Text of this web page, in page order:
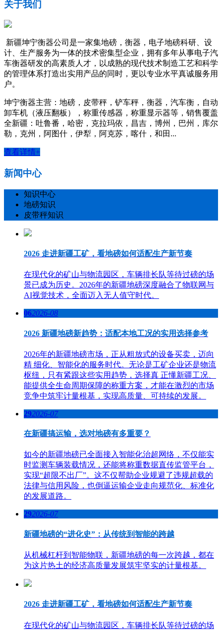
关于我们
新疆坤宁衡器公司是一家集地磅，衡器，电子地磅科研、设
计、生产服务为一体的技术密集型企业，拥有多年从事电子汽
车衡器研发的高素质人才，以成熟的现代技术制造工艺和科学
的管理体系打造出实用产品的同时，更以专业水平真诚服务用
户。
坤宁衡器主营：地磅，皮带秤，铲车秤，衡器，汽车衡，自动
卸车机（液压翻板），称重传感器，称重显示器等，销售覆盖
全新疆：吐鲁番，哈密，克拉玛依，昌吉，博州，巴州，库尔
勒，克州，阿图什，伊犁，阿克苏，喀什，和田...
查看详情+
新闻中心
知识中心
地磅知识
皮带秤知识
2026 走进新疆工矿，看地磅如何适配生产新节奏
在现代化的矿山与物流园区，车辆排长队等待过磅的场
景已成为历史。2026年的新疆地磅深度融合了物联网与
AI视觉技术，全面迈入无人值守时代。
062026-08
2026 新疆地磅新趋势：适配本地工况的实用选择参考
2026年的新疆地磅市场，正从粗放式的设备买卖，迈向
精 细化、智能化的服务时代。无论是工矿企业还是物流
枢纽，只有紧跟这些实用趋势，选择真 正懂新疆工况、
能提供全生命周期保障的称重方案，才能在激烈的市场
竞争中筑牢计量根基，实现高质量、可持续的发展。
292026-07
在新疆搞运输，选对地磅有多重要？
如今的新疆地磅已全面接入智能化治超网络，不仅能实
时监测车辆装载情况，还能将称重数据直传监管平台，
实现“超限不出厂”。这不仅帮助企业规避了违规超载的
法律与信用风险，也倒逼运输企业走向规范化、标准化
的发展道路。
292026-07
新疆地磅的“进化史”：从传统到智能的跨越
从机械杠杆到智能物联，新疆地磅的每一次跨越，都在
为这片热土的经济高质量发展筑牢坚实的计量根基。
2026 走进新疆工矿，看地磅如何适配生产新节奏
在现代化的矿山与物流园区，车辆排长队等待过磅的场